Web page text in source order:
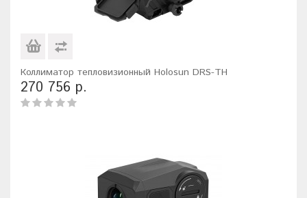
Коллиматор тепловизионный Holosun DRS-TH
270 756 р.